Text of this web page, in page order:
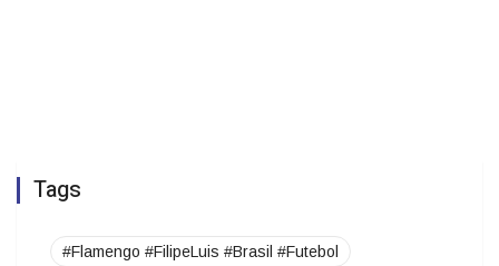
Tags
#Flamengo #FilipeLuis #Brasil #Futebol